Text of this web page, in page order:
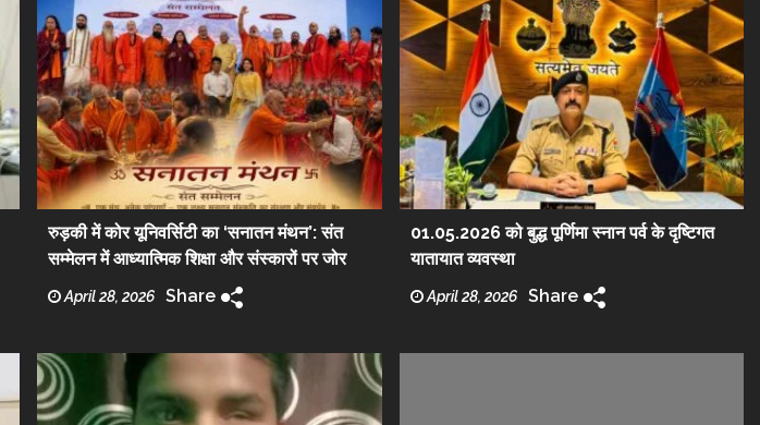
रुड़की में कोर यूनिवर्सिटी का ‘सनातन मंथन’: संत
सम्मेलन में आध्यात्मिक शिक्षा और संस्कारों पर जोर
April 28, 2026 Share
01.05.2026 को बुद्ध पूर्णिमा स्नान पर्व के दृष्टिगत
यातायात व्यवस्था
April 28, 2026 Share